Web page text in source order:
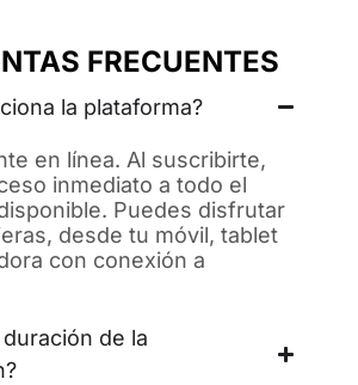
FRECUENTES
la plataforma?
en línea. Al suscribirte,
inmediato a todo el
Puedes disfrutar
desde tu móvil, tablet
con conexión a
de la